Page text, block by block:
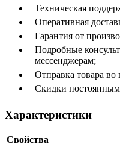
Техническая
Оперативная
Гарантия от
Подробные
мессенджерам;
Отправка товара
Скидки
Характеристики
Свойства